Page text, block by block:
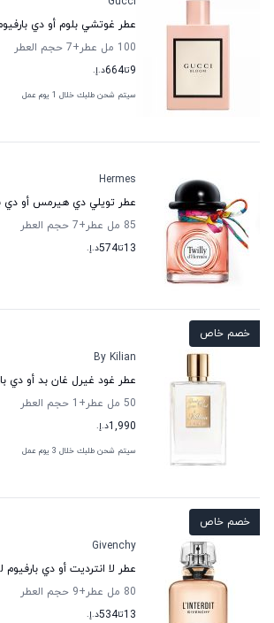
عطر غوتشي بلوم أو دي
100 مل عطر
+7
حجم العطر
9تا664د.إ.
سيتم شحن طلبك خلال 1 يوم عمل
Hermes
عطر تويلي دي هيرمس أو دي
85 مل عطر
+7
حجم العطر
13تا574د.إ.
خصم خاص
By Kilian
عطر غود غيرل غان بد أو دي
50 مل عطر
+1
حجم العطر
1,990د.إ.
سيتم شحن طلبك خلال 3 يوم عمل
خصم خاص
Givenchy
عطر لا انترديت أو دي
80 مل عطر
+9
حجم العطر
13تا534د.إ.